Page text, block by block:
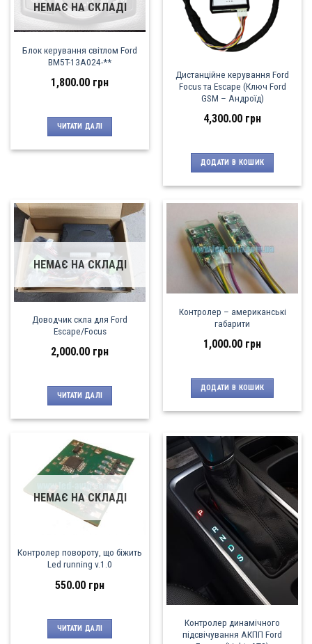
НЕМАЄ НА СКЛАДІ
Блок керування світлом Ford
BM5T-13A024-**
1,800.00 грн
ЧИТАТИ ДАЛІ
Дистанційне керування Ford
Focus та Escape (Ключ Ford
GSM – Андроїд)
4,300.00 грн
ДОДАТИ В КОШИК
НЕМАЄ НА СКЛАДІ
Доводчик скла для Ford
Escape/Focus
2,000.00 грн
ЧИТАТИ ДАЛІ
Контролер – американські
габарити
1,000.00 грн
ДОДАТИ В КОШИК
НЕМАЄ НА СКЛАДІ
Контролер повороту, що біжить
Led running v.1.0
550.00 грн
ЧИТАТИ ДАЛІ
Контролер динамічного
підсвічування АКПП Ford